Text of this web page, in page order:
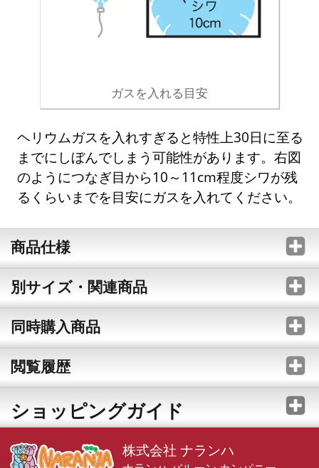
ガスを入れる目安
ヘリウムガスを入れすぎると特性上30日に至る
までにしぼんでしまう可能性があります。右図
のようにつなぎ目から10～11cm程度シワが残
るくらいまでを目安にガスを入れてください。
商品仕様
別サイズ・関連商品
同時購入商品
閲覧履歴
ショッピングガイド
株式会社 ナランハ